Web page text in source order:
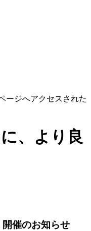
ージへアクセスされた
、より良
催のお知らせ